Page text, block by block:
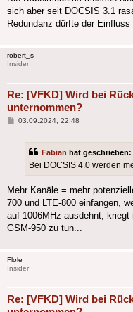
sich aber seit DOCSIS 3.1
Redundanz dürfte der
robert_s
Insider
Re: [VFKD] Wird bei
unternommen?
Beitrag
03.09.2024, 22:48
Fabian hat geschrieben:
Bei DOCSIS 4.0 werden
Mehr Kanäle = mehr
700 und LTE-800 einfangen,
auf 1006MHz ausdehnt,
GSM-950 zu tun...
Flole
Insider
Re: [VFKD] Wird bei